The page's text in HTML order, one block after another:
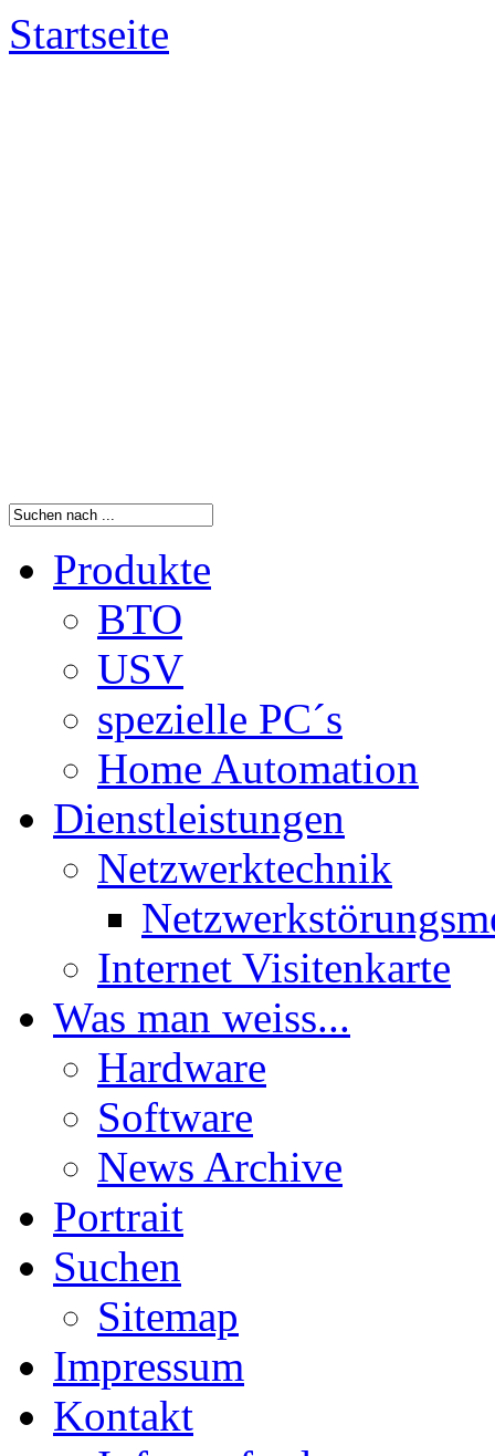
Startseite
Produkte
BTO
USV
spezielle PC´s
Home Automation
Dienstleistungen
Netzwerktechnik
Internet Visitenkarte
Was man weiss...
Hardware
Software
News Archive
Portrait
Suchen
Sitemap
Impressum
Kontakt